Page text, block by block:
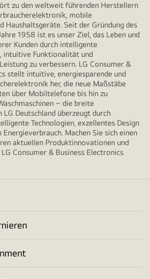
zu den weltweit führenden Herstellern
mobile
Haushaltsgeräte. Seit der Gründung des
1958 ist es unser Ziel, das Leben und
Kunden durch intelligente
intuitive Funktionalität und
zu verbessern. LG Consumer &
stellt intuitive, energiesparende und
her, die neue Maßstäbe
über Mobiltelefone bis hin zu
– die breite
Deutschland überzeugt durch
Technologien, exzellentes Design
Energieverbrauch. Machen Sie sich einen
aktuellen Produktinnovationen und
Consumer & Business Electronics